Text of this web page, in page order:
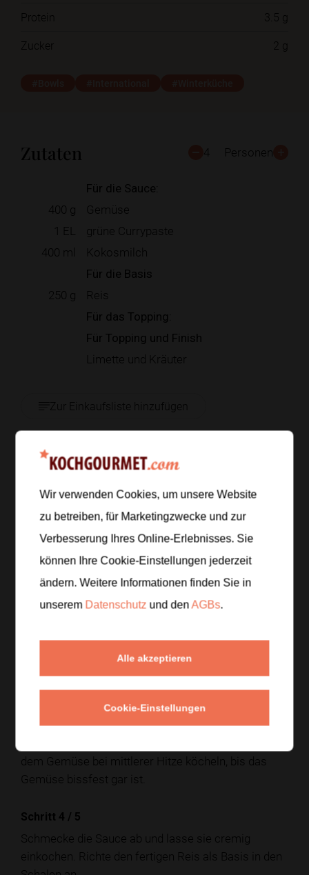
Protein
3.5 g
Zucker
2 g
Zutaten 4 Personen
Für die Sauce:
400 g
Gemüse
1 EL
grüne Currypaste
400 ml Kokosmilch
Für die Basis
250 g Reis
Für das Topping:
Für Topping und Finish
Limette und Kräuter
Zur Einkaufsliste hinzufügen
Schritt 1/5
Spüle den Reis kalt ab und setze ihn nach
Packungsangabe in Salzwasser auf. Schneide
währenddessen das Gemüse in mundgerechte
Stücke.
duftet, und gib das Gemüse dazu, um es leicht
dem Gemüse bei mittlerer Hitze köcheln, bis das
Gemüse bissfest gar ist.
Schritt 4 / 5
Schmecke die Sauce ab und lasse sie cremig
einkochen. Richte den fertigen Reis als Basis in den
Wir verwenden Cookies, um unsere Website
zu betreiben, für Marketingzwecke und zur
Verbesserung Ihres Online-Erlebnisses. Sie
können Ihre Cookie-Einstellungen jederzeit
ändern. Weitere Informationen finden Sie in
unserem Datenschutz und denAGBs.
Alle akzeptieren
Cookie-Einstellungen